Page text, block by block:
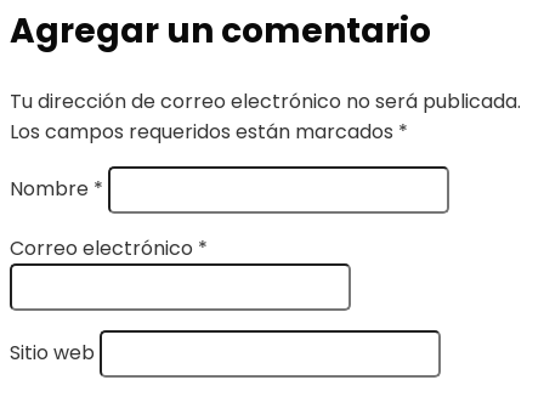
Agregar un comentario
Tu dirección de correo electrónico no será publicada.
Los campos requeridos están marcados *
Nombre *
Correo electrónico *
Sitio web